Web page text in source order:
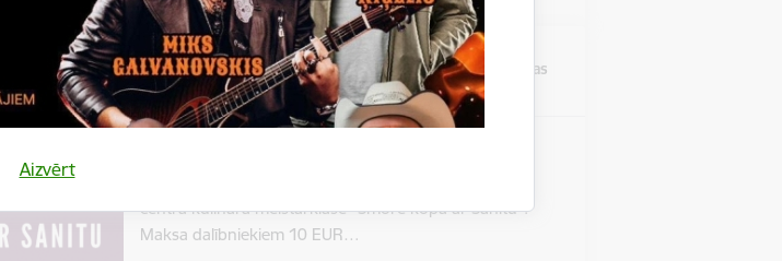
Aizvērt
Laiks
10.00
Atrašanās vieta
Druvienas Latviskās dzīvesziņas
centrs
centrā kulinārā meistarklase "Šmorē kopā ar Sanitu".
Maksa dalībniekiem 10 EUR…